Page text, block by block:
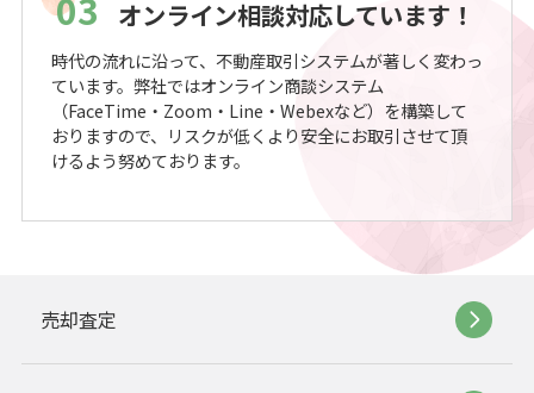
オンライン相談対応しています！
時代の流れに沿って、不動産取引システムが著しく変わっ
ています。弊社ではオンライン商談システム
（FaceTime・Zoom・Line・Webexなど）を構築して
おりますので、リスクが低くより安全にお取引させて頂
けるよう努めております。
売却査定